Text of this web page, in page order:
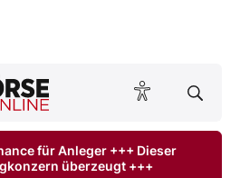
BÖRSE ONLINE lesen
für Anleger +++ Dieser
überzeugt +++